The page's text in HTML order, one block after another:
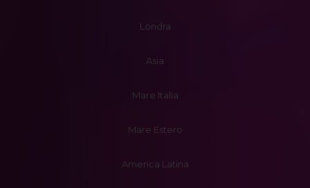
Londra
Asia
Mare Italia
Mare Estero
America Latina